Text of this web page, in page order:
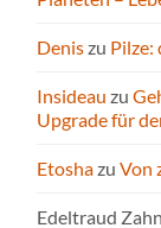
Deniszu Pilze:
Insideau zu
Upgrade für
EtoshazuVon
Edeltraud Zahn